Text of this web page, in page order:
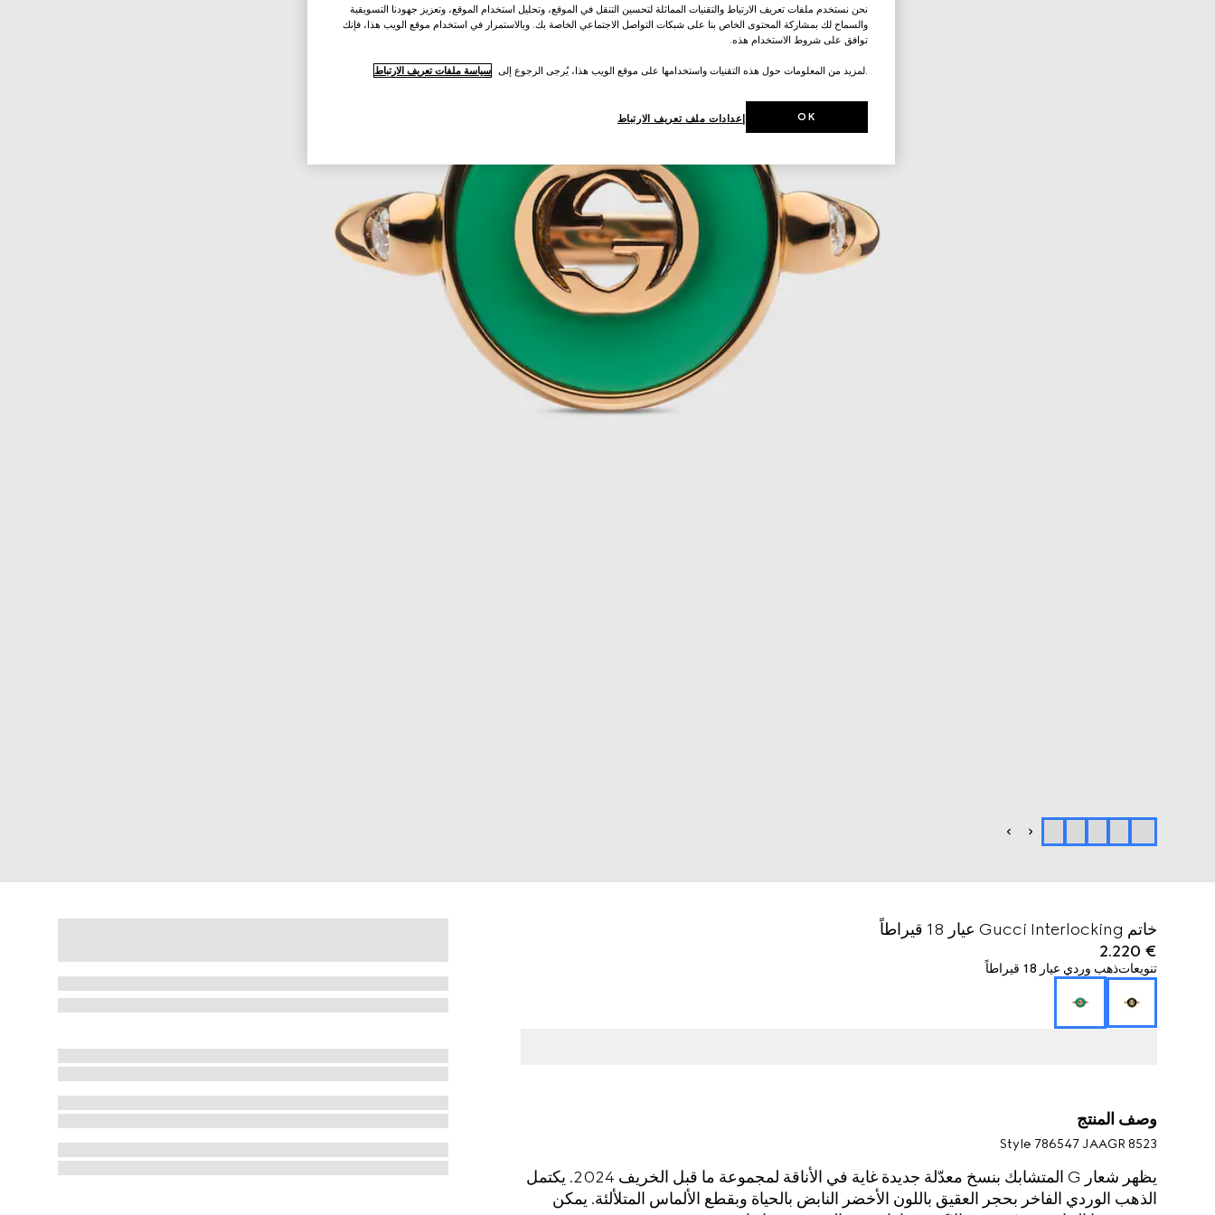
خاتم Gucci Interlocking عيار 18 قيراطاً
€ 2.220
تنويعاتذهب وردي عيار 18 قيراطاً
وصف المنتج
Style ‎786547 JAAGR 8523
يظهر شعار G المتشابك بنسخ معدّلة جديدة غاية في الأناقة لمجموعة ما قبل الخريف 2024. يكتمل
الذهب الوردي الفاخر بحجر العقيق باللون الأخضر النابض بالحياة وبقطع الألماس المتلألئة. يمكن
نحن نستخدم ملفات تعريف الارتباط والتقنيات المماثلة لتحسين التنقل في الموقع، وتحليل استخدام الموقع، وتعزيز جهودنا التسويقية
والسماح لك بمشاركة المحتوى الخاص بنا على شبكات التواصل الاجتماعي الخاصة بك. وبالاستمرار في استخدام موقع الويب هذا، فإنك
توافق على شروط الاستخدام هذه.
.لمزيد من المعلومات حول هذه التقنيات واستخدامها على موقع الويب هذا، يُرجى الرجوع إلى سياسة ملفات تعريف الارتباط
إعدادات ملف تعريف الارتباط OK